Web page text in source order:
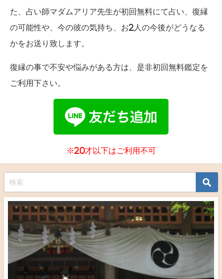
た、占い師マダムアリア先生が初回無料にて占い、復縁
の可能性や、今の彼の気持ち、お2人の今後がどうなる
かをお送り致します。
復縁の事で不安や悩みがある方は、是非初回無料鑑定を
ご利用下さい。
※20才以下はご利用不可